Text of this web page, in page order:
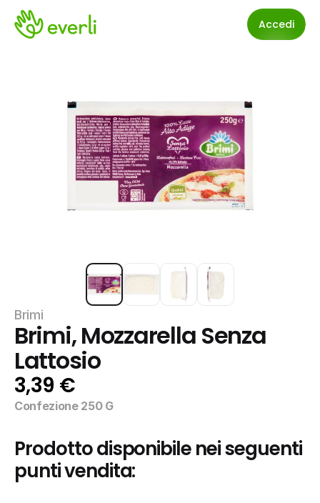
Accedi
Brimi
Brimi, Mozzarella Senza
Lattosio
3,39 €
Confezione 250 G
Prodotto disponibile nei seguenti
punti vendita: